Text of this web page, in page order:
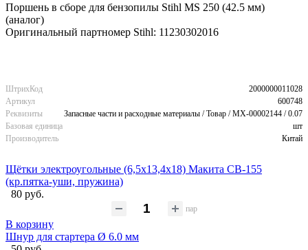
Поршень в сборе для бензопилы Stihl MS 250 (42.5 мм)
(аналог)
Оригинальный партномер Stihl: 11230302016
ШтрихКод
2000000011028
Артикул
600748
Реквизиты
Запасные части и расходные материалы / Товар / MX-00002144 / 0.07
Базовая единица
шт
Производитель
Китай
Щётки электроугольные (6,5х13,4х18) Макита CB-155
(кр.пятка-уши, пружина)
80 руб.
пар
В корзину
Шнур для стартера Ø 6.0 мм